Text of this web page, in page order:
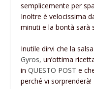
semplicemente per
Inoltre è velocissima
minuti e la bontà sarà
Inutile dirvi che la
Gyros, un’ottima
inQUESTO POST e
perché vi sorprenderà!